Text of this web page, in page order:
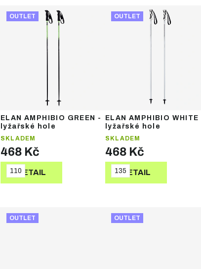
OUTLET
ELAN AMPHIBIO GREEN -
lyžařské hole
SKLADEM
468 Kč
DETAIL
110
OUTLET
ELAN AMPHIBIO WHITE
lyžařské hole
SKLADEM
468 Kč
DETAIL
135
OUTLET OUTLET